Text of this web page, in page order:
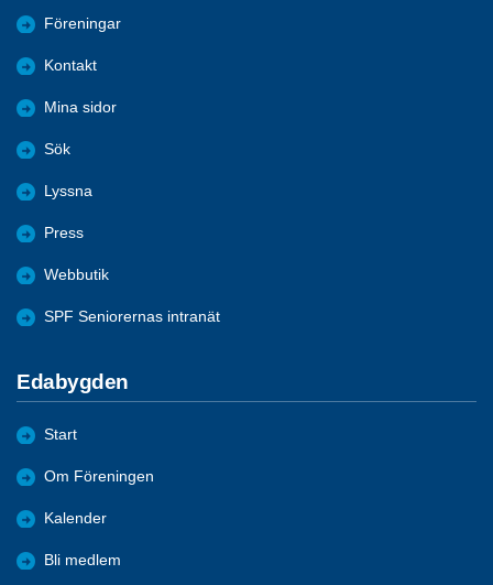
Föreningar
Kontakt
Mina sidor
Sök
Lyssna
Press
Webbutik
SPF Seniorernas intranät
Edabygden
Start
Om Föreningen
Kalender
Bli medlem